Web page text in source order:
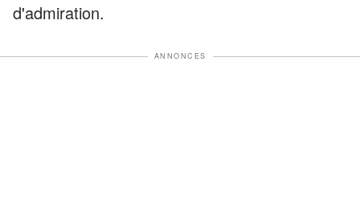
d'admiration.
ANNONCES